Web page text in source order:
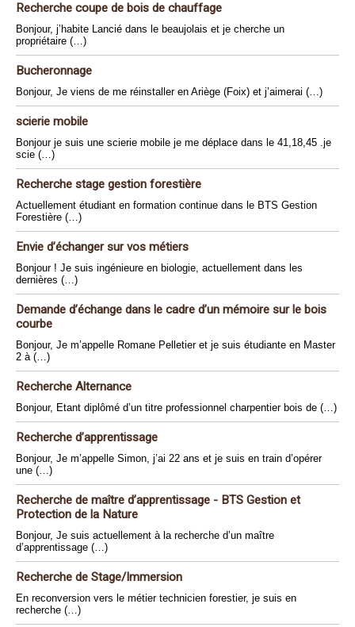
Recherche coupe de bois de chauffage
Bonjour, j’habite Lancié dans le beaujolais et je cherche un
propriétaire (…)
Bucheronnage
Bonjour, Je viens de me réinstaller en Ariège (Foix) et j’aimerai (…)
scierie mobile
Bonjour je suis une scierie mobile je me déplace dans le 41,18,45 .je
scie (…)
Recherche stage gestion forestière
Actuellement étudiant en formation continue dans le BTS Gestion
Forestière (…)
Envie d’échanger sur vos métiers
Bonjour ! Je suis ingénieure en biologie, actuellement dans les
dernières (…)
Demande d’échange dans le cadre d’un mémoire sur le bois
courbe
Bonjour, Je m’appelle Romane Pelletier et je suis étudiante en Master
2 à (…)
Recherche Alternance
Bonjour, Etant diplômé d’un titre professionnel charpentier bois de (…)
Recherche d’apprentissage
Bonjour, Je m’appelle Simon, j’ai 22 ans et je suis en train d’opérer
une (…)
Recherche de maître d’apprentissage - BTS Gestion et
Protection de la Nature
Bonjour, Je suis actuellement à la recherche d’un maître
d’apprentissage (…)
Recherche de Stage/Immersion
En reconversion vers le métier technicien forestier, je suis en
recherche (…)